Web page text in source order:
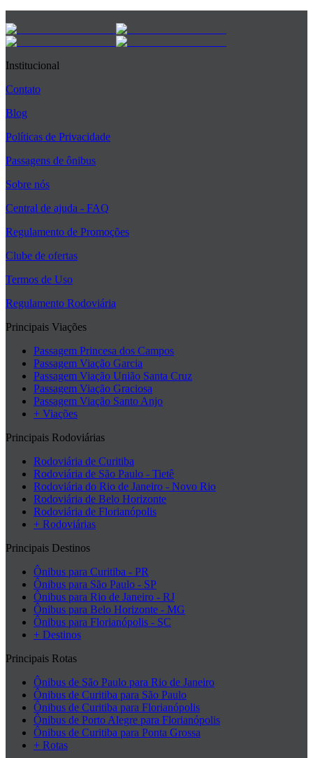
Institucional
Contato
Blog
Políticas de Privacidade
Passagens de ônibus
Sobre nós
Central de ajuda - FAQ
Regulamento de Promoções
Clube de ofertas
Termos de Uso
Regulamento Rodoviária
Principais Viações
Passagem Princesa dos Campos
Passagem Viação Garcia
Passagem Viação União Santa Cruz
Passagem Viação Graciosa
Passagem Viação Santo Anjo
+ Viações
Principais Rodoviárias
Rodoviária de Curitiba
Rodoviária de São Paulo - Tietê
Rodoviária do Rio de Janeiro - Novo Rio
Rodoviária de Belo Horizonte
Rodoviária de Florianópolis
+ Rodoviárias
Principais Destinos
Ônibus para Curitiba - PR
Ônibus para São Paulo - SP
Ônibus para Rio de Janeiro - RJ
Ônibus para Belo Horizonte - MG
Ônibus para Florianópolis - SC
+ Destinos
Principais Rotas
Ônibus de São Paulo para Rio de Janeiro
Ônibus de Curitiba para São Paulo
Ônibus de Curitiba para Florianópolis
Ônibus de Porto Alegre para Florianópolis
Ônibus de Curitiba para Ponta Grossa
+ Rotas